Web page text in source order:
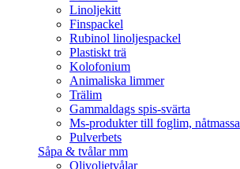
Linoljekitt
Finspackel
Rubinol linoljespackel
Plastiskt trä
Kolofonium
Animaliska limmer
Trälim
Gammaldags spis-svärta
Ms-produkter till foglim, nåtmassa
Pulverbets
Såpa & tvålar mm
Olivoljetvålar